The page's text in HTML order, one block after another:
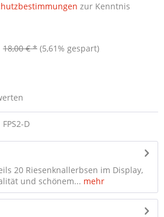
zur Kenntnis
18,00 € * (5,61% gespart)
FPS2-D
20 Riesenknallerbsen im Display,
und schönem... mehr